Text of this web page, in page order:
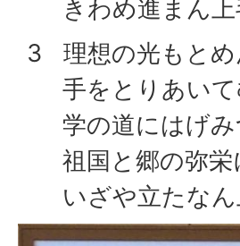
きわめ進まん上
3 理想の光もとめ
手をとりあいて
学の道にはげみ
祖国と郷の弥栄
いざや立たなん